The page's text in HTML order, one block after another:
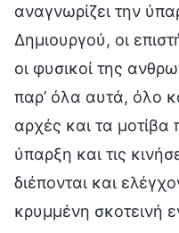
αναγνωρίζει την
Δημιουργού, οι
οι φυσικοί της
παρ’ όλα αυτά, όλο
αρχές και τα
ύπαρξη και τις
διέπονται και
κρυμμένη σκοτεινή